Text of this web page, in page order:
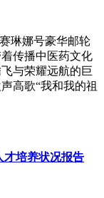
琳娜号豪华邮轮
传播中医药文化
与荣耀远航的巨
高歌“我和我的祖
才培养状况报告